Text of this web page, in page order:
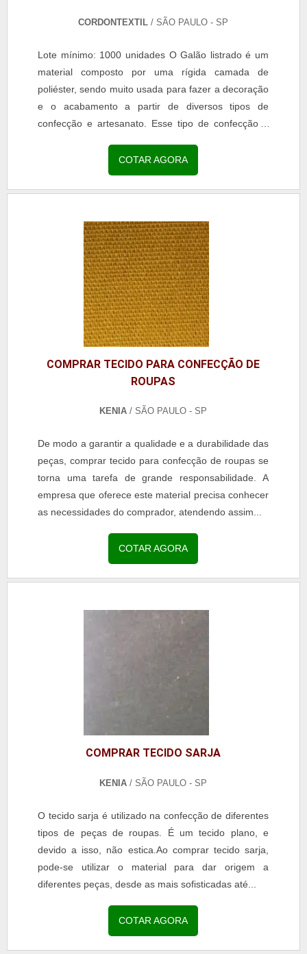
CORDONTEXTIL/ SÃO PAULO - SP
Lote mínimo: 1000 unidades O Galão listrado é um
material composto por uma rígida camada de
poliéster, sendo muito usada para fazer a decoração
e o acabamento a partir de diversos tipos de
confecção e artesanato. Esse tipo de confecção é
COTAR AGORA
COMPRAR TECIDO PARA CONFECÇÃO DE
ROUPAS
KENIA/ SÃO PAULO - SP
De modo a garantir a qualidade e a durabilidade das
peças, comprar tecido para confecção de roupas se
torna uma tarefa de grande responsabilidade. A
empresa que oferece este material precisa conhecer
as necessidades do comprador, atendendo assim...
COTAR AGORA
COMPRAR TECIDO SARJA
KENIA/ SÃO PAULO - SP
O tecido sarja é utilizado na confecção de diferentes
tipos de peças de roupas. É um tecido plano, e
devido a isso, não estica.Ao comprar tecido sarja,
pode-se utilizar o material para dar origem a
diferentes peças, desde as mais sofisticadas até...
COTAR AGORA